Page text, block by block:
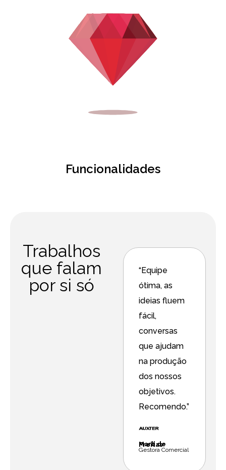
Funcionalidades
Trabalhos
que falam
por si só
“Versáteis,
rápidos,
“Equipe
ótima, as
ideias fluem
fácil,
conversas
que ajudam
na produção
dos nossos
objetivos.
Recomendo.”
Marli de Freitas
Gestora Comercial